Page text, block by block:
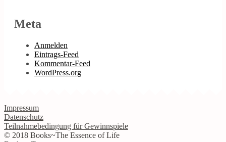
Meta
Anmelden
Eintrags-Feed
Kommentar-Feed
WordPress.org
Impressum
Datenschutz
Teilnahmebedingung für Gewinnspiele
© 2018 Books~The Essence of Life